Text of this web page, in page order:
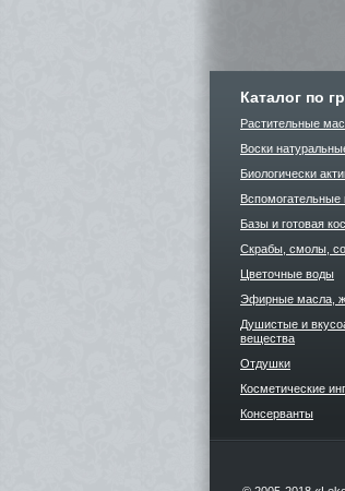
Каталог по
Растительные
Воски
Биологически
Вспомогательные
Базы и готовая
Скрабы, смолы,
Цветочные воды
Эфирные масла,
Душистые и
вещества
Отдушки
Косметические
Консерванты